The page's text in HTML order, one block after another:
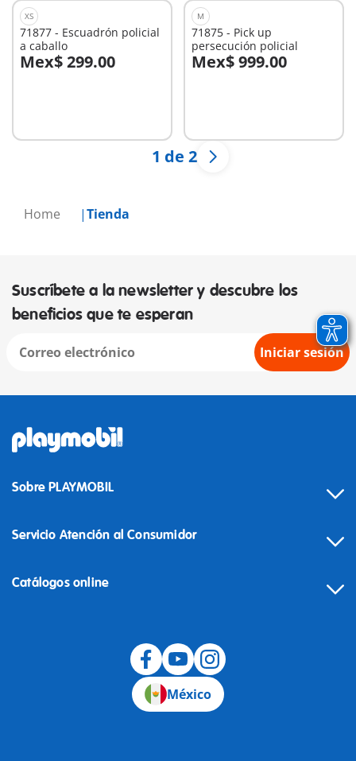
Home Tienda
XS
71877 - Escuadrón policial
a caballo
Mex$ 299.00
A la cesta
M
71875 - Pick up
persecución policial
Mex$ 999.00
A la cesta
1 de 2
Suscríbete a la newsletter y descubre los
beneficios que te esperan
Iniciar sesión
Sobre PLAYMOBIL
Servicio Atención al Consumidor
Catálogos online
México